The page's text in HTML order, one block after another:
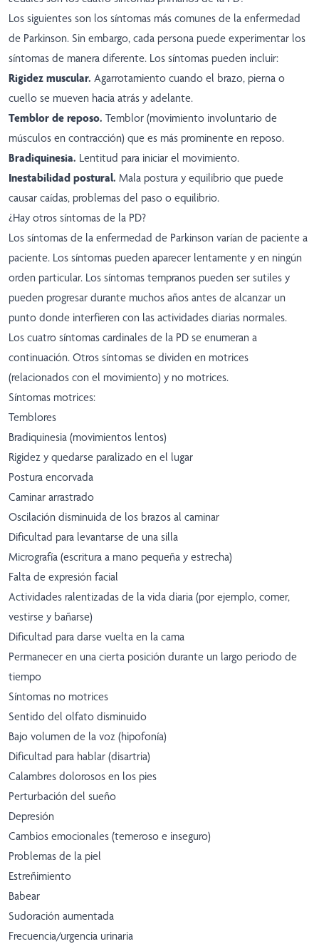
Los siguientes son los síntomas más comunes de la enfermedad
de Parkinson. Sin embargo, cada persona puede experimentar los
síntomas de manera diferente. Los síntomas pueden incluir:
Rigidez muscular. Agarrotamiento cuando el brazo, pierna o
cuello se mueven hacia atrás y adelante.
Temblor de reposo. Temblor (movimiento involuntario de
músculos en contracción) que es más prominente en reposo.
Bradiquinesia. Lentitud para iniciar el movimiento.
Inestabilidad postural. Mala postura y equilibrio que puede
causar caídas, problemas del paso o equilibrio.
¿Hay otros síntomas de la PD?
Los síntomas de la enfermedad de Parkinson varían de paciente a
paciente. Los síntomas pueden aparecer lentamente y en ningún
orden particular. Los síntomas tempranos pueden ser sutiles y
pueden progresar durante muchos años antes de alcanzar un
punto donde interfieren con las actividades diarias normales.
Los cuatro síntomas cardinales de la PD se enumeran a
continuación. Otros síntomas se dividen en motrices
(relacionados con el movimiento) y no motrices.
Síntomas motrices:
Temblores
Bradiquinesia (movimientos lentos)
Rigidez y quedarse paralizado en el lugar
Postura encorvada
Caminar arrastrado
Oscilación disminuida de los brazos al caminar
Dificultad para levantarse de una silla
Micrografía (escritura a mano pequeña y estrecha)
Falta de expresión facial
Actividades ralentizadas de la vida diaria (por ejemplo, comer,
vestirse y bañarse)
Dificultad para darse vuelta en la cama
Permanecer en una cierta posición durante un largo periodo de
tiempo
Síntomas no motrices
Sentido del olfato disminuido
Bajo volumen de la voz (hipofonía)
Dificultad para hablar (disartria)
Calambres dolorosos en los pies
Perturbación del sueño
Depresión
Cambios emocionales (temeroso e inseguro)
Problemas de la piel
Estreñimiento
Babear
Sudoración aumentada
Frecuencia/urgencia urinaria